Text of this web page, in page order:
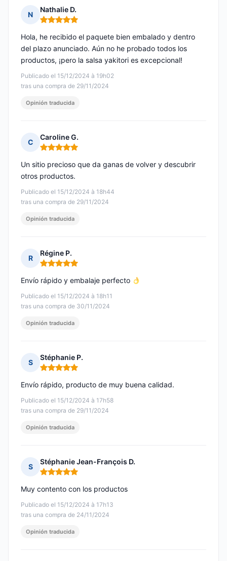
N
Nathalie D.
Nota: 5 de 5
Publicado el 15/12/2024 à 19h02
tras una compra de 29/11/2024
Hola, he recibido el paquete bien embalado y dentro
del plazo anunciado. Aún no he probado todos los
productos, ¡pero la salsa yakitori es excepcional!
Opinión traducida
C
Caroline G.
Nota: 5 de 5
Publicado el 15/12/2024 à 18h44
tras una compra de 29/11/2024
Un sitio precioso que da ganas de volver y descubrir
otros productos.
Opinión traducida
R
Régine P.
Nota: 5 de 5
Publicado el 15/12/2024 à 18h11
tras una compra de 30/11/2024
Envío rápido y embalaje perfecto
Opinión traducida
S
Stéphanie P.
Nota: 5 de 5
Publicado el 15/12/2024 à 17h58
tras una compra de 29/11/2024
Envío rápido, producto de muy buena calidad.
Opinión traducida
S
Stéphanie Jean-François D.
Nota: 5 de 5
Publicado el 15/12/2024 à 17h13
tras una compra de 24/11/2024
Muy contento con los productos
Opinión traducida